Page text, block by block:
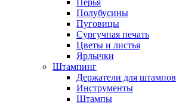
Перья
Полубусины
Пуговицы
Сургучная печать
Цветы и листья
Ярлычки
Штампинг
Держатели для штампов
Инструменты
Штампы